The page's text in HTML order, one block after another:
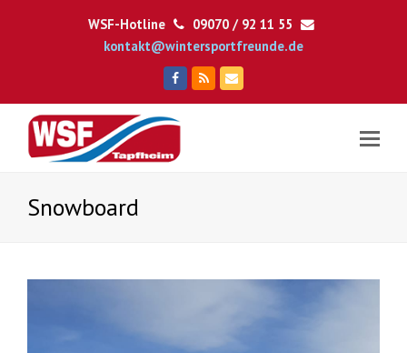
WSF-Hotline
09070 / 92 11 55
kontakt@wintersportfreunde.de
Facebook
RSS E-
Mail
Snowboard